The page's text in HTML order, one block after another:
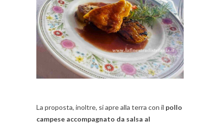
La proposta, inoltre, si apre alla terra con il pollo
campese accompagnato da salsa al